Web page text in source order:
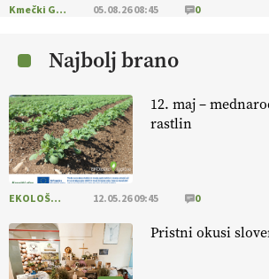
B'ZGAR
EKOloško = logično: VLOG
EKOloško = logično: ekološka
RAKARI
EKOloško = logično:
vinarsko posestvo DUCAL
Kmečki Glas 05.08.26 08:45 0
Najbolj brano
12. maj –
rastlin
EKOLOŠKO LOGIČNO 12.05.26 09:45 0
Pristni okusi